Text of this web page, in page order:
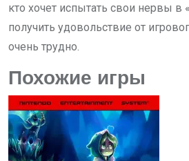
кто хочет испытать свои нервы в
получить удовольствие от
очень трудно.
Похожие игры